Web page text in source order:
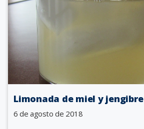
Limonada de miel y jengibre
6 de agosto de 2018